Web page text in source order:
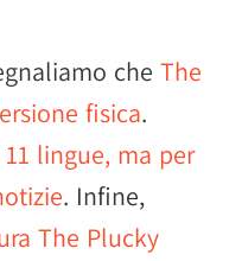
che The
fisica.
lingue, ma per
. Infine,
The Plucky